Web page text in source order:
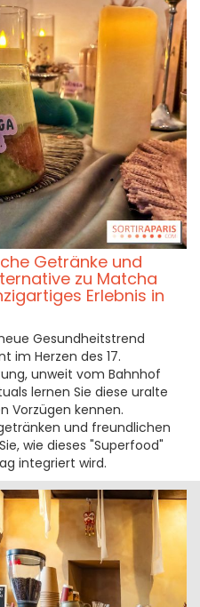
Getränke und
zu Matcha
Erlebnis in
Gesundheitstrend
im Herzen des 17.
unweit vom Bahnhof
lernen Sie diese uralte
Vorzügen kennen.
und freundlichen
wie dieses "Superfood"
integriert wird.